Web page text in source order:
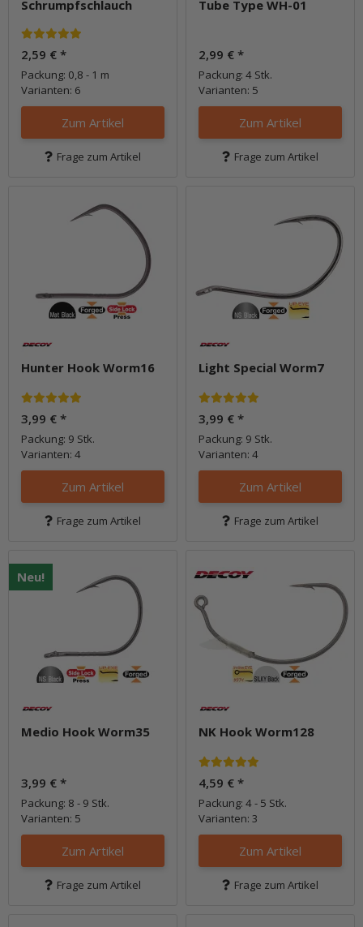
Schrumpfschlauch
2,59 € *
Packung: 0,8 - 1 m
Varianten: 6
Zum Artikel
Frage zum Artikel
Tube Type WH-01
2,99 € *
Packung: 4 Stk.
Varianten: 5
Zum Artikel
Frage zum Artikel
Hunter Hook Worm16
3,99 € *
Packung: 9 Stk.
Varianten: 4
Zum Artikel
Frage zum Artikel
Light Special Worm7
3,99 € *
Packung: 9 Stk.
Varianten: 4
Zum Artikel
Frage zum Artikel
Neu!
Medio Hook Worm35
3,99 € *
Packung: 8 - 9 Stk.
Varianten: 5
Zum Artikel
Frage zum Artikel
NK Hook Worm128
4,59 € *
Packung: 4 - 5 Stk.
Varianten: 3
Zum Artikel
Frage zum Artikel